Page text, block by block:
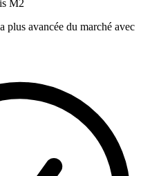
M2
plus avancée du marché avec